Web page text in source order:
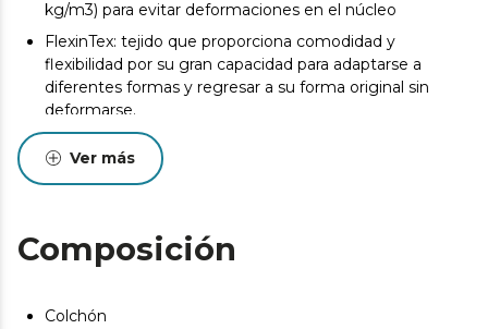
kg/m3) para evitar deformaciones en el núcleo
FlexinTex: tejido que proporciona comodidad y
flexibilidad por su gran capacidad para adaptarse a
diferentes formas y regresar a su forma original sin
deformarse.
GermoTech Control: tratamiento contra ácaros,
bacterias y hongos.
asentamiento normal de las capas internas que oscila
entre +0/-2 o -3 (norma UNE-EN 1334:1996). Esta
reparación o compensación.
Ver más
Composición
Colchón